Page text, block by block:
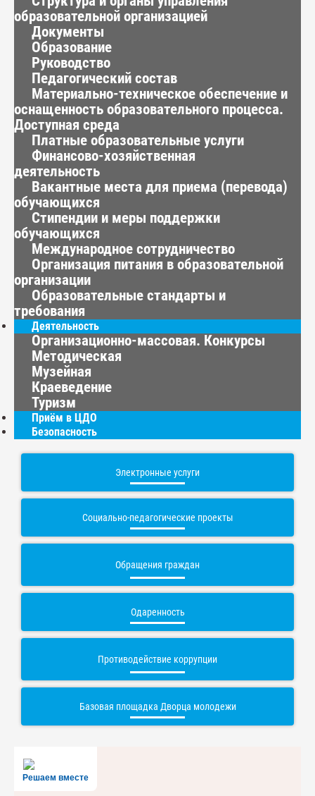
образовательной организацией
Документы
Образование
Руководство
Педагогический состав
Материально-техническое обеспечение и
оснащенность образовательного процесса.
Доступная среда
Платные образовательные услуги
Финансово-хозяйственная
деятельность
Вакантные места для приема (перевода)
обучающихся
Стипендии и меры поддержки
обучающихся
Международное сотрудничество
Организация питания в образовательной
организации
Образовательные стандарты и
требования
Деятельность
Организационно-массовая. Конкурсы
Методическая
Музейная
Краеведение
Туризм
Приём в ЦДО
Безопасность
Электронные услуги
Социально-педагогические проекты
Обращения граждан
Одаренность
Противодействие коррупции
Базовая площадка Дворца молодежи
Решаем вместе